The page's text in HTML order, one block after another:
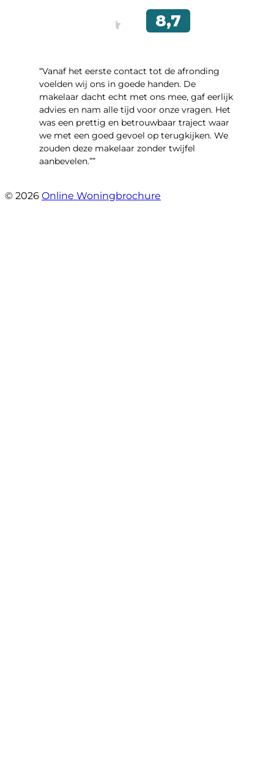
“Vanaf het eerste contact tot de afronding
voelden wij ons in goede handen. De
makelaar dacht echt met ons mee, gaf eerlijk
advies en nam alle tijd voor onze vragen. Het
was een prettig en betrouwbaar traject waar
we met een goed gevoel op terugkijken. We
zouden deze makelaar zonder twijfel
aanbevelen.””
© 2026 Online Woningbrochure